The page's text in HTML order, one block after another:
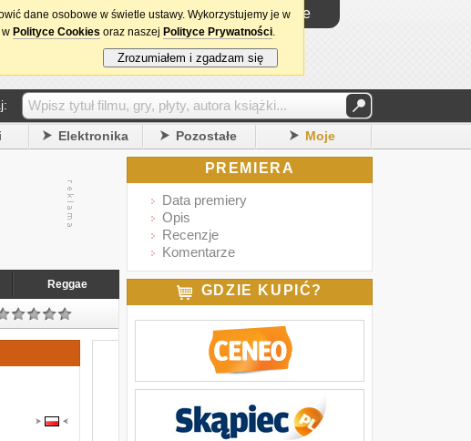
Logowanie
Elektronika Pozostałe Moje
Reggae
PREMIERA
Data premiery
Opis
Recenzje
Komentarze
GDZIE KUPIĆ?
dane osobowe w świetle ustawy. Wykorzystujemy je w
w Polityce Cookies oraz naszej Polityce Prywatności.
Zrozumiałem i zgadzam się